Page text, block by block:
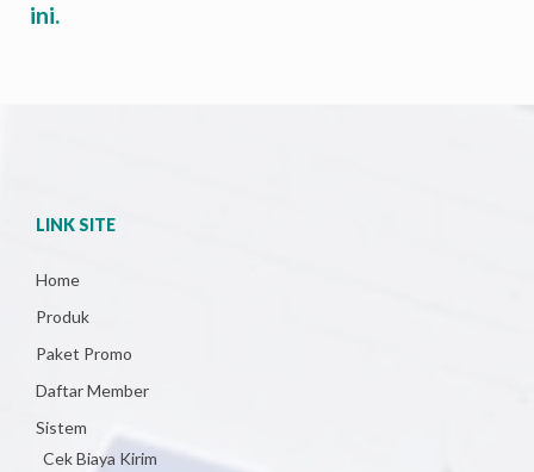
ini.
LINK SITE
Home
Produk
Paket Promo
Daftar Member
Sistem
Cek Biaya Kirim